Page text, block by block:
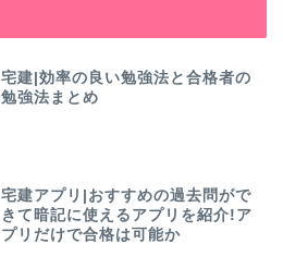
宅建|効率の良い勉強法と合格者の
勉強法まとめ
宅建アプリ|おすすめの過去問がで
きて暗記に使えるアプリを紹介!ア
プリだけで合格は可能か